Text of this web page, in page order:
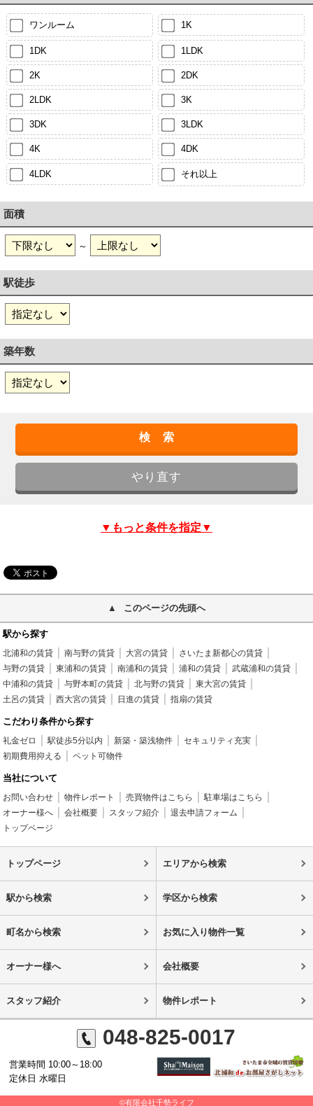
ワンルーム 1K
1DK 1LDK
2K 2DK
2LDK 3K
3DK 3LDK
4K 4DK
4LDK それ以上
面積
～
駅徒歩
築年数
▼もっと条件を指定▼
このページの先頭へ
駅から探す
北浦和の賃貸 南与野の賃貸 大宮の賃貸
さいたま新都心の賃貸
与野の賃貸
東浦和の賃貸 南浦和の賃貸 浦和の賃貸
武蔵浦和の賃貸
中浦和の賃貸
与野本町の賃貸 北与野の賃貸
東大宮の賃貸
土呂の賃貸
西大宮の賃貸 日進の賃貸 指扇の賃貸
こだわり条件から探す
礼金ゼロ 駅徒歩5分以内 新築・築浅物件
セキュリティ充実
初期費用抑える
ペット可物件
当社について
お問い合わせ 物件レポート 売買物件はこちら
駐車場はこちら
オーナー様へ
会社概要 スタッフ紹介
退去申請フォーム
トップページ
トップページ エリアから検索
駅から検索 学区から検索
町名から検索 お気に入り物件一覧
オーナー様へ 会社概要
スタッフ紹介 物件レポート
048-825-0017
営業時間 10:00～18:00
定休日 水曜日
©有限会社千勢ライフ